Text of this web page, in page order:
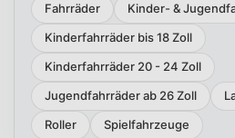
Fahrräder
Kinder- &
Kinderfahrräder bis 18 Zoll
Kinderfahrräder 20 - 24 Zoll
Jugendfahrräder ab 26 Zoll
Roller
Spielfahrzeuge